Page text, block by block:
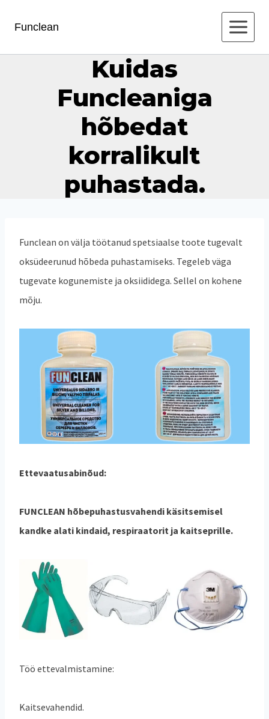
Funclean
Kuidas
Funcleaniga
hõbedat
korralikult
puhastada.
Funclean on välja töötanud spetsiaalse toote tugevalt
oksüdeerunud hõbeda puhastamiseks. Tegeleb väga
tugevate kogunemiste ja oksiididega. Sellel on kohene
mõju.
Ettevaatusabinõud:
FUNCLEAN hõbepuhastusvahendi käsitsemisel
kandke alati kindaid, respiraatorit ja kaitseprille.
Töö ettevalmistamine:
Kaitsevahendid.